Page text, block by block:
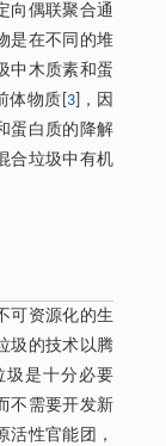
向偶联聚合通
是在不同的堆
中木质素和蛋
体物质[ 3]，因
蛋白质的降解
合垃圾中有机
可资源化的生
圾的技术以腾
圾是十分必要
不需要开发新
活性官能团，